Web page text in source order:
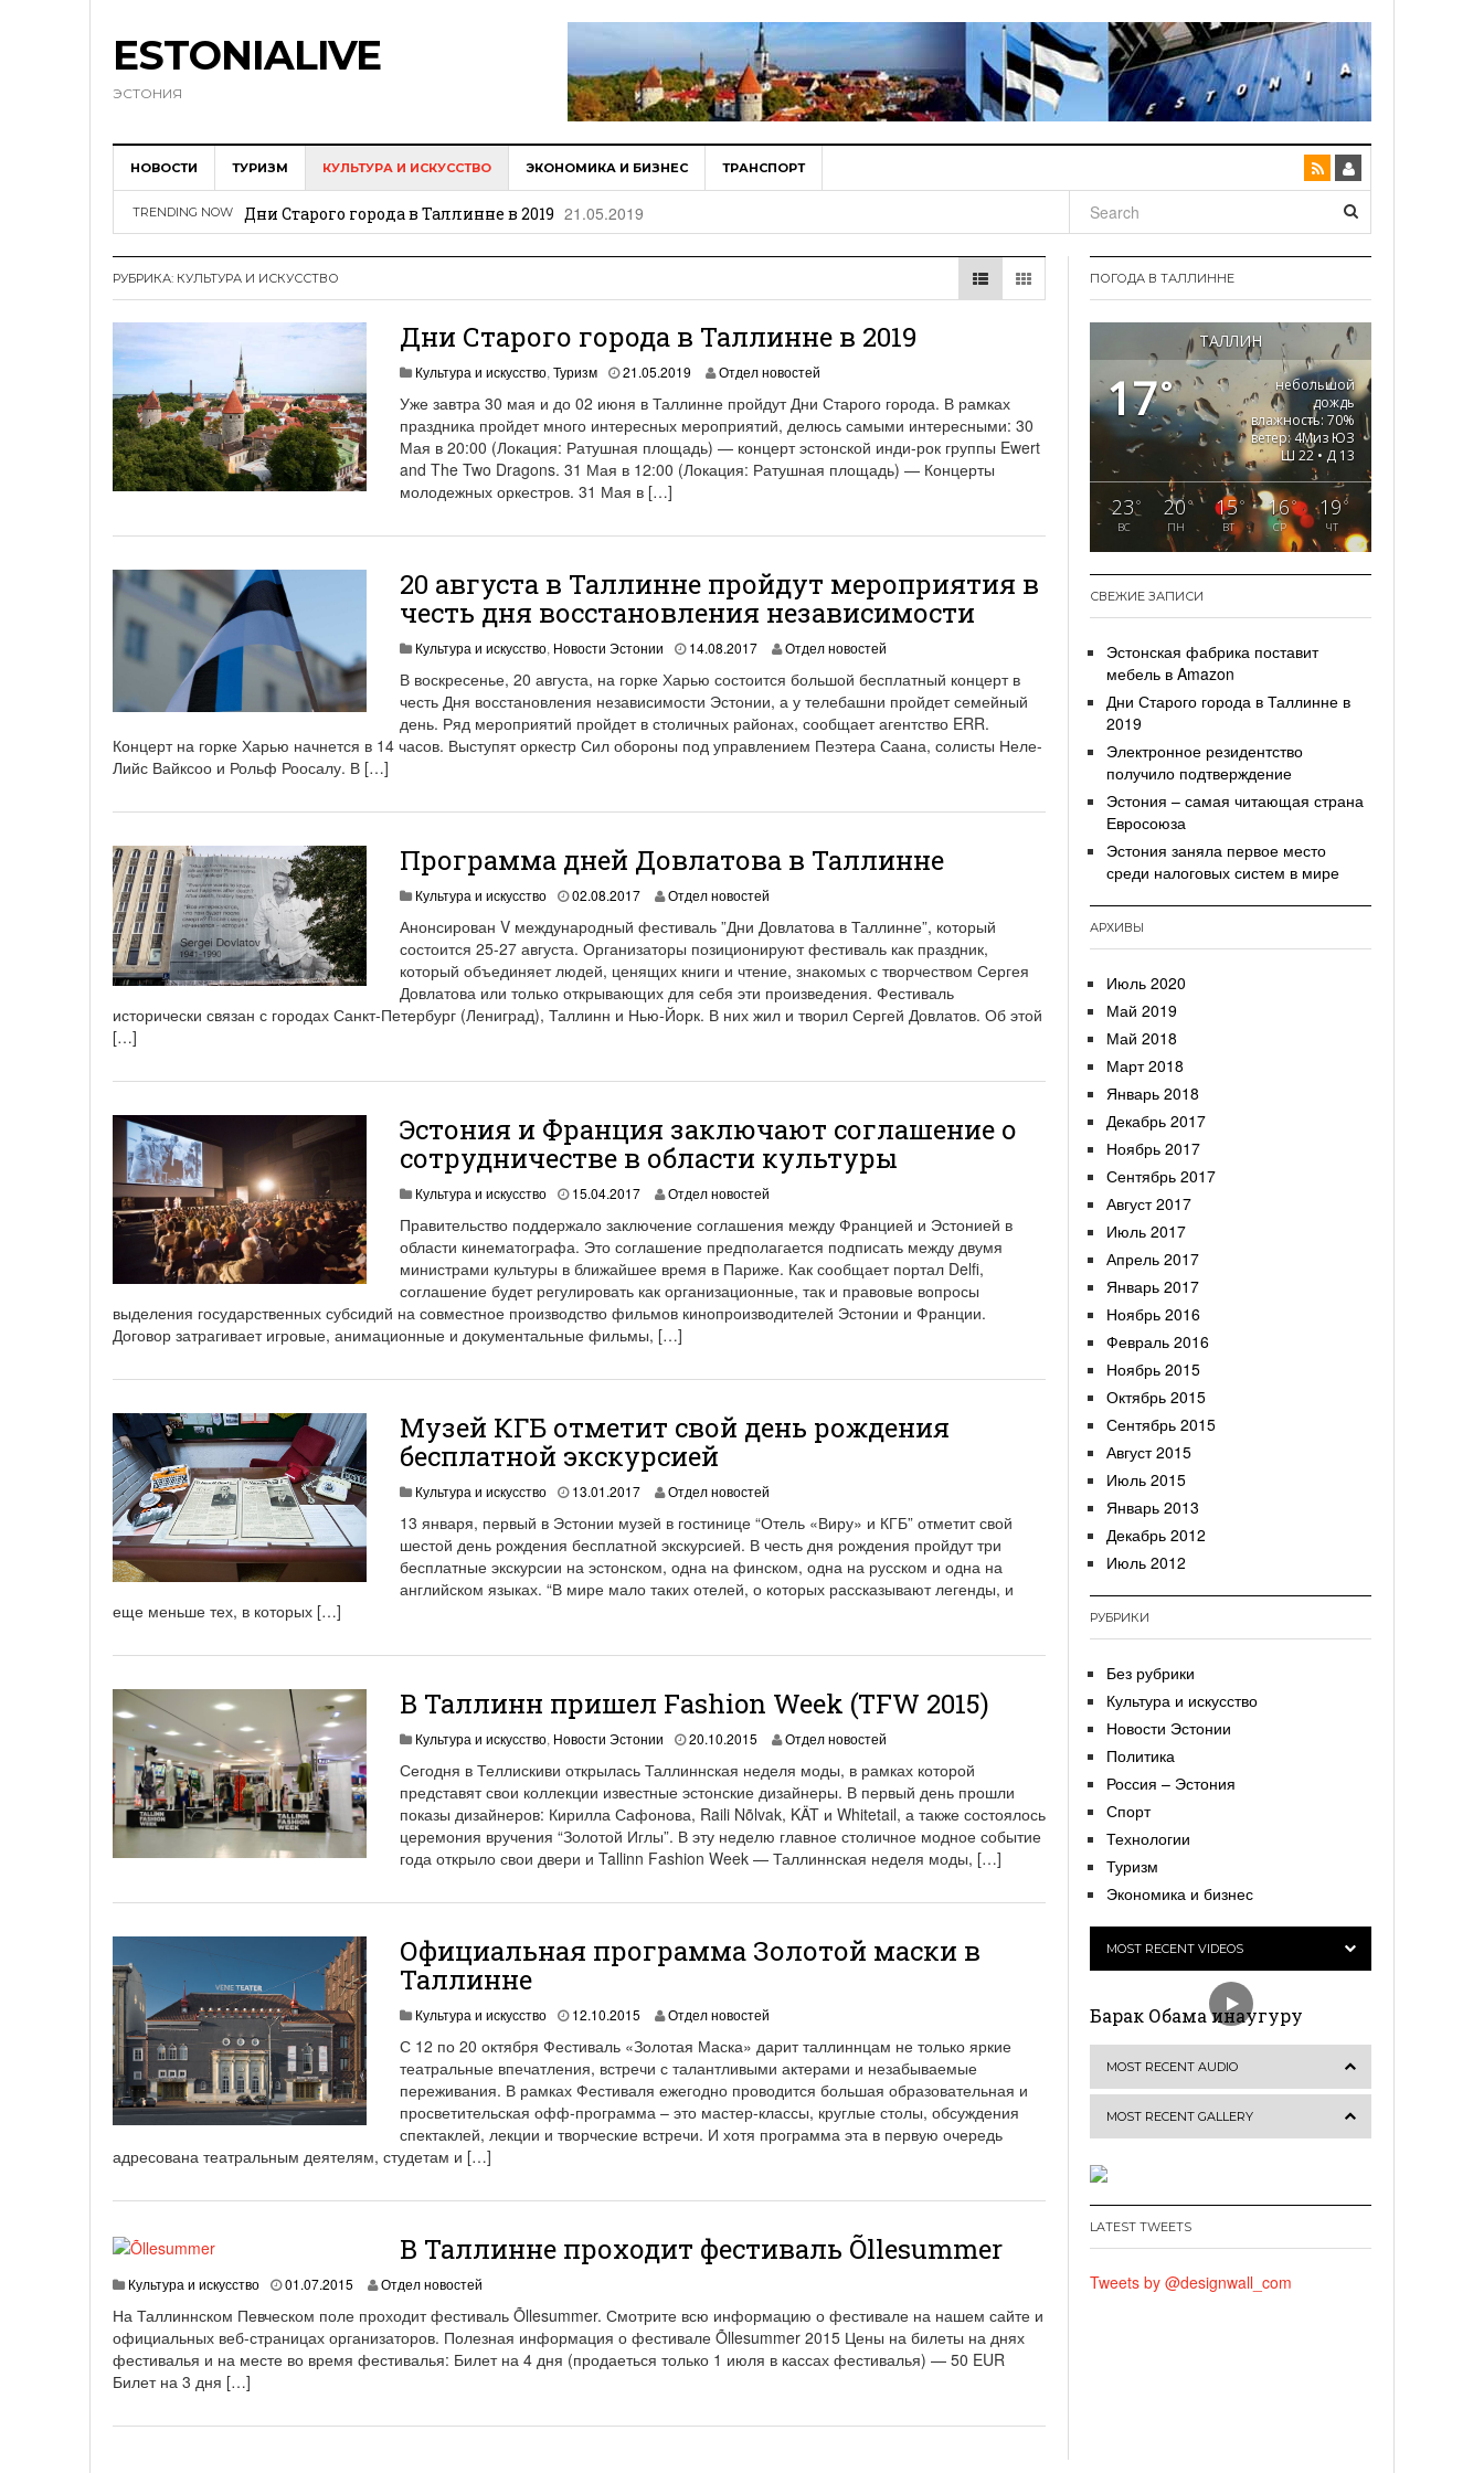
ESTONIALIVE
ЭСТОНИЯ
НОВОСТИ ТУРИЗМ КУЛЬТУРА И ИСКУССТВО ЭКОНОМИКА И БИЗНЕС ТРАНСПОРТ
TRENDING NOW
Эстонская фабрика поставит мебель в Amazon 14.07.2020
Дни Старого города в Таллинне в 2019 21.05.2019
Электронное резидентство получило подтверждение
Эстония – самая читающая страна Евросоюза
Эстония заняла первое место среди налоговых систем в мире 26.03.2018
РУБРИКА: КУЛЬТУРА И ИСКУССТВО
Дни Старого города в Таллинне в 2019
Культура и искусство, Туризм 21.05.2019
.
0
6
.
1
Отдел новостей
Уже завтра 30 мая и до 02 июня в Таллинне пройдут Дни Старого города. В рамках
праздника пройдет много интересных мероприятий, делюсь самыми интересными: 30
Мая в 20:00 (Локация: Ратушная площадь) — концерт эстонской инди-рок группы Ewert
and The Two Dragons. 31 Мая в 12:00 (Локация: Ратушная площадь) — Концерты
молодежных оркестров. 31 Мая в […]
20 августа в Таллинне пройдут мероприятия в
честь дня восстановления независимости
Культура и искусство, Новости Эстонии 14.08.20171
.
0
6
.
1
Отдел новостей
В воскресенье, 20 августа, на горке Харью состоится большой бесплатный концерт в
честь Дня восстановления независимости Эстонии, а у телебашни пройдет семейный
день. Ряд мероприятий пройдет в столичных районах, сообщает агентство ERR.
Концерт на горке Харью начнется в 14 часов. Выступят оркестр Сил обороны под управлением Пеэтера Саана, солисты Неле-
Лийс Вайксоо и Рольф Роосалу. В […]
Программа дней Довлатова в Таллинне
Культура и искусство 02.08.20171
.
0
6
.
2
0
Отдел новостей
Анонсирован V международный фестиваль ”Дни Довлатова в Таллинне”, который
состоится 25-27 августа. Организаторы позиционируют фестиваль как праздник,
который объединяет людей, ценящих книги и чтение, знакомых с творчеством Сергея
Довлатова или только открывающих для себя эти произведения. Фестиваль
исторически связан с городах Санкт-Петербург (Лениград), Таллинн и Нью-Йорк. В них жил и творил Сергей Довлатов. Об этой
[…]
Эстония и Франция заключают соглашение о
сотрудничестве в области культуры
Культура и искусство 15.04.20171
.
0
6
.
0
2
Отдел новостей
Правительство поддержало заключение соглашения между Францией и Эстонией в
области кинематографа. Это соглашение предполагается подписать между двумя
министрами культуры в ближайшее время в Париже. Как сообщает портал Delfi,
соглашение будет регулировать как организационные, так и правовые вопросы
выделения государственных субсидий на совместное производство фильмов кинопроизводителей Эстонии и Франции.
Договор затрагивает игровые, анимационные и документальные фильмы, […]
Музей КГБ отметит свой день рождения
бесплатной экскурсией
Культура и искусство 13.01.20171
.
0
6
.
1
Отдел новостей
13 января, первый в Эстонии музей в гостинице “Отель «Виру» и КГБ” отметит свой
шестой день рождения бесплатной экскурсией. В честь дня рождения пройдут три
бесплатные экскурсии на эстонском, одна на финском, одна на русском и одна на
английском языках. “В мире мало таких отелей, о которых рассказывают легенды, и
еще меньше тех, в которых […]
В Таллинн пришел Fashion Week (TFW 2015)
Культура и искусство, Новости Эстонии 20.10.2015
.
0
6
.
1
Отдел новостей
Сегодня в Теллискиви открылась Таллиннская неделя моды, в рамках которой
представят свои коллекции известные эстонские дизайнеры. В первый день прошли
показы дизайнеров: Кирилла Сафонова, Raili Nõlvak, KÄT и Whitetail, а также состоялось
церемония вручения “Золотой Иглы”. В эту неделю главное столичное модное событие
года открыло свои двери и Tallinn Fashion Week — Таллиннская неделя моды, […]
Официальная программа Золотой маски в
Таллинне
Культура и искусство 12.10.2015
.
0
6
0
Отдел новостей
С 12 по 20 октября Фестиваль «Золотая Маска» дарит таллиннцам не только яркие
театральные впечатления, встречи с талантливыми актерами и незабываемые
переживания. В рамках Фестиваля ежегодно проводится большая образовательная и
просветительская офф-программа – это мастер-классы, круглые столы, обсуждения
спектаклей, лекции и творческие встречи. И хотя программа эта в первую очередь
адресована театральным деятелям, студетам и […]
В Таллинне проходит фестиваль Õllesummer
Культура и искусство 01.07.2015
.
0
6
2
Отдел новостей
На Таллиннском Певческом поле проходит фестиваль Õllesummer. Смотрите всю информацию о фестивале на нашем сайте и
официальных веб-страницах организаторов. Полезная информация о фестивале Õllesummer 2015 Цены на билеты на днях
фестивалья и на месте во время фестивалья: Билет на 4 дня (продаеться только 1 июля в кассах фестивалья) — 50 EUR
Билет на 3 дня […]
ПОГОДА В ТАЛЛИННЕ
ТАЛЛИН
17°
небольшой
дождь
влажность: 70%
ветер: 4Миз ЮЗ
Ш 22 • Д 13
23°
ВС
20 °
ПН
15°
ВТ
16°
СР
19°
ЧТ
СВЕЖИЕ ЗАПИСИ
Эстонская фабрика поставит
мебель в Amazon
Дни Старого города в Таллинне в
2019
Электронное резидентство
получило подтверждение
Эстония – самая читающая страна
Евросоюза
Эстония заняла первое место
среди налоговых систем в мире
АРХИВЫ
Июль 2020
Май 2019
Май 2018
Март 2018
Январь 2018
Декабрь 2017
Ноябрь 2017
Сентябрь 2017
Август 2017
Июль 2017
Апрель 2017
Январь 2017
Ноябрь 2016
Февраль 2016
Ноябрь 2015
Октябрь 2015
Сентябрь 2015
Август 2015
Июль 2015
Январь 2013
Декабрь 2012
Июль 2012
РУБРИКИ
Без рубрики
Культура и искусство
Новости Эстонии
Политика
Россия – Эстония
Спорт
Технологии
Туризм
Экономика и бизнес
MOST RECENT VIDEOS
Барак Обама инаугуру
MOST RECENT AUDIO
MOST RECENT GALLERY
LATEST TWEETS
Tweets by @designwall_com